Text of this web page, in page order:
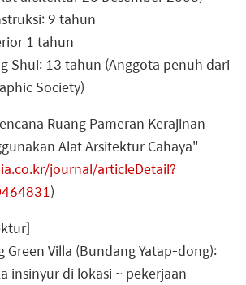
9 tahun
1 tahun
Shui: 13 tahun (Anggota penuh dari
Society)
Ruang Pameran Kerajinan
Alat Arsitektur Cahaya"
journal/articleDetail?
)
Green Villa (Bundang Yatap-dong):
insinyur di lokasi ~ pekerjaan